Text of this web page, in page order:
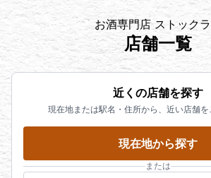
お酒専門店 ストック
店舗一覧
近くの店舗を探す
現在地または駅名・住所から、近い店舗を
現在地から探す
または